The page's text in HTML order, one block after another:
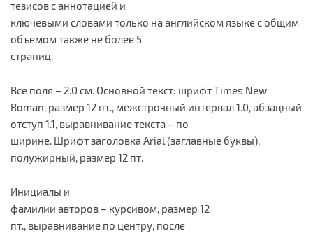
тезисов с аннотацией и
ключевыми словами только на английском языке с общим
объёмом также не более 5
страниц.
Все поля – 2.0 см. Основной текст: шрифт Times New
Roman, размер 12 пт., межстрочный интервал 1.0, абзацный
отступ 1.1, выравнивание текста – по
ширине. Шрифт заголовка Arial (заглавные буквы),
полужирный, размер 12 пт.
Инициалы и
фамилии авторов – курсивом, размер 12
пт., выравнивание по центру, после